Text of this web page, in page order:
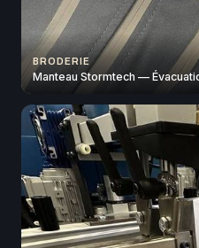
BRODERIE
Manteau Stormtech —